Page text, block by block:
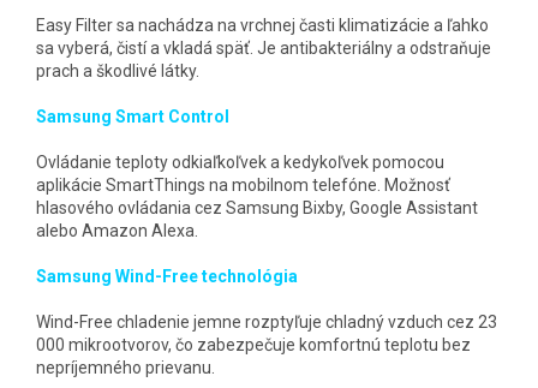
Easy Filter sa nachádza na vrchnej časti klimatizácie a ľahko
sa vyberá, čistí a vkladá späť. Je antibakteriálny a odstraňuje
prach a škodlivé látky.
Samsung Smart Control
Ovládanie teploty odkiaľkoľvek a kedykoľvek pomocou
aplikácie SmartThings na mobilnom telefóne. Možnosť
hlasového ovládania cez Samsung Bixby, Google Assistant
alebo Amazon Alexa.
Samsung Wind-Free technológia
Wind-Free chladenie jemne rozptyľuje chladný vzduch cez 23
000 mikrootvorov, čo zabezpečuje komfortnú teplotu bez
nepríjemného prievanu.